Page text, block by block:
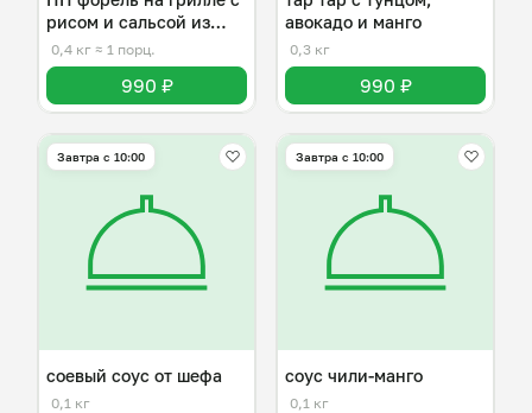
рисом и сальсой из
манго
0,4 кг ≈ 1 порц.
990 ₽
авокадо и манго
0,3 кг
990 ₽
Завтра c 10:00
соевый соус от шефа
0,1 кг
Завтра c 10:00
соус чили-манго
0,1 кг